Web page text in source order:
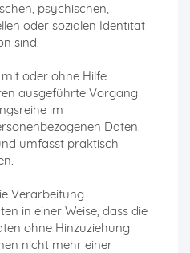
psychischen,
oder sozialen Identität
sind.
oder ohne Hilfe
ausgeführte Vorgang
im
Daten.
umfasst praktisch
Verarbeitung
in einer Weise, dass die
ohne Hinzuziehung
nicht mehr einer